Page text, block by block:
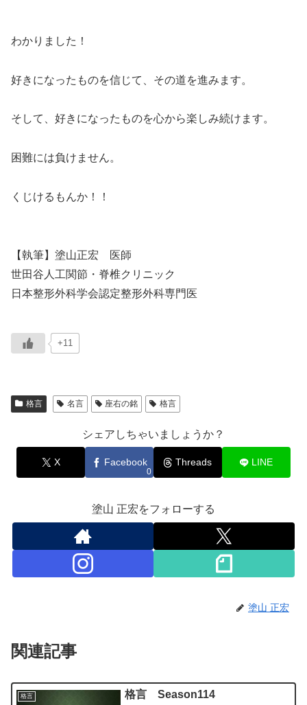
わかりました！
好きになったものを信じて、その道を進みます。
そして、好きになったものを心から楽しみ続けます。
困難には負けません。
くじけるもんか！！
【執筆】塗山正宏 医師
世田谷人工関節・脊椎クリニック
日本整形外科学会認定整形外科専門医
+11
格言 名言 座右の銘 格言
シェアしちゃいましょうか？
X Facebook
0
Threads LINE
塗山 正宏をフォローする
塗山 正宏
関連記事
格言 格言 Season114